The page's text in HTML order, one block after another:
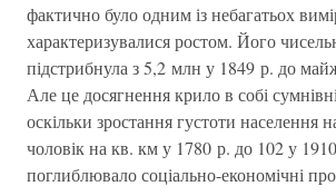
фактично було одним із небагатьох
характеризувалися ростом. Його
підстрибнула з 5,2 млн у 1849 р. до
Але це досягнення крило в собі
оскільки зростання густоти населення
чоловік на кв. км у 1780 р. до 102 у
поглиблювало соціально-економічні